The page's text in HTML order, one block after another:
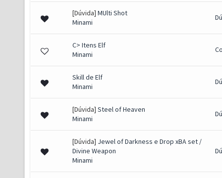
[Dúvida] MUlti Shot
Minami
C> Itens Elf
Minami
Skill de Elf
Minami
[Dúvida] Steel of Heaven
Minami
[Dúvida] Jewel of Darkness e Drop xBA set /
Divine Weapon
Minami